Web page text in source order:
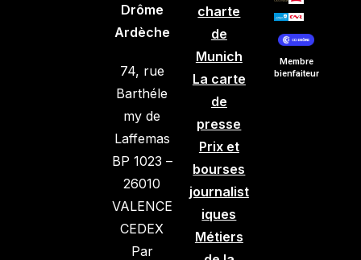
Drôme
Ardèche
74, rue
Barthéle
my de
Laffemas
BP 1023 –
26010
VALENCE
CEDEX
Par
charte
de
Munich
La carte
de
presse
Prix et
bourses
journalist
iques
Métiers
Membre
bienfaiteur